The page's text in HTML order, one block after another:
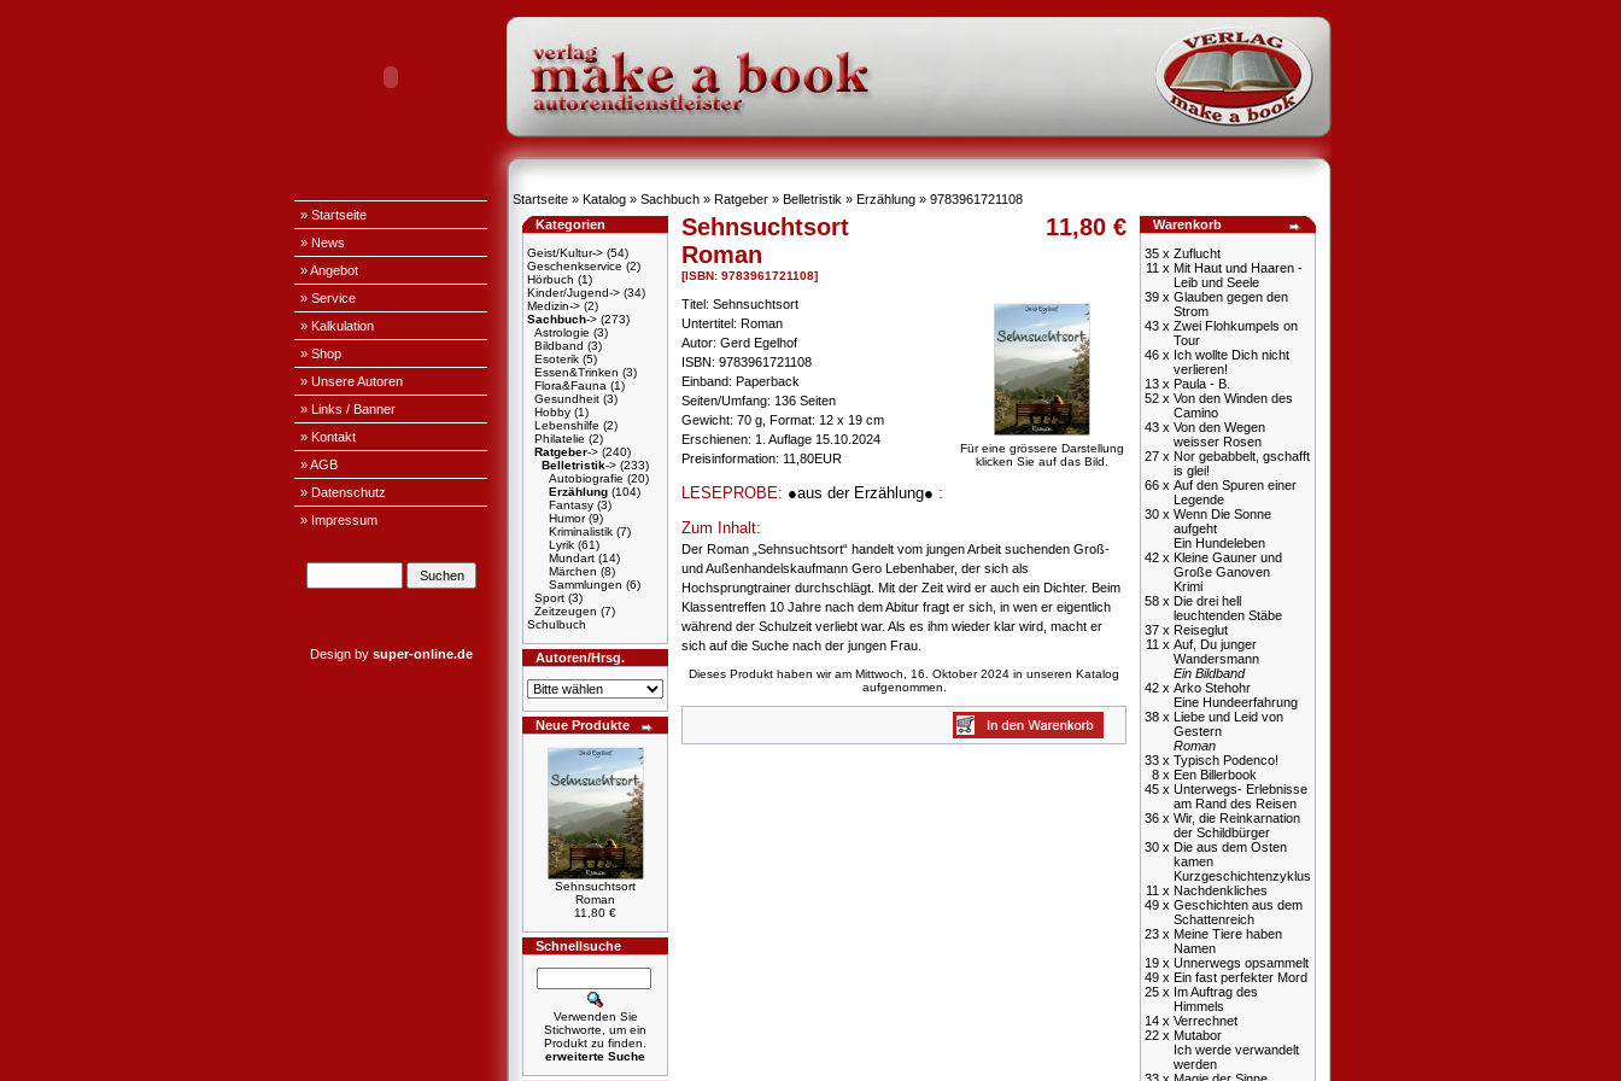
» Startseite
» News
» Angebot
» Service
» Kalkulation
» Shop
» Unsere Autoren
» Links / Banner
» Kontakt
» AGB
» Datenschutz
» Impressum
Design by super-online.de
Startseite » Katalog » Sachbuch » Ratgeber » Belletristik » Erzählung » 9783961721108
Kategorien
Geist/Kultur-> (54)
Geschenkservice (2)
Hörbuch (1)
Kinder/Jugend-> (34)
Medizin-> (2)
Sachbuch-> (273)
Astrologie (3)
Bildband (3)
Esoterik (5)
Essen&Trinken (3)
Flora&Fauna (1)
Gesundheit (3)
Hobby (1)
Lebenshilfe (2)
Philatelie (2)
Ratgeber-> (240)
Belletristik-> (233)
Autobiografie (20)
Erzählung (104)
Fantasy (3)
Humor(9)
Kriminalistik (7)
Lyrik (61)
Mundart (14)
Märchen (8)
Sammlungen (6)
Sport (3)
Zeitzeugen (7)
Schulbuch
Autoren/Hrsg.
Neue Produkte
Sehnsuchtsort
Roman
11,80 €
Schnellsuche
Verwenden Sie
Stichworte, um ein
Produkt zu finden.
erweiterte Suche
Sehnsuchtsort
Roman
[ISBN: 9783961721108]
11,80 €
Für eine grössere Darstellung
klicken Sie auf das Bild.
Titel: Sehnsuchtsort
Untertitel: Roman
Autor: Gerd Egelhof
ISBN: 9783961721108
Einband: Paperback
Seiten/Umfang: 136 Seiten
Gewicht: 70 g, Format: 12 x 19 cm
Erschienen: 1. Auflage 15.10.2024
Preisinformation: 11,80EUR
LESEPROBE: ●aus der Erzählung● :
Zum Inhalt:
Der Roman „Sehnsuchtsort“ handelt vom jungen Arbeit suchenden Groß-
und Außenhandelskaufmann Gero Lebenhaber, der sich als
Hochsprungtrainer durchschlägt. Mit der Zeit wird er auch ein Dichter. Beim
Klassentreffen 10 Jahre nach dem Abitur fragt er sich, in wen er eigentlich
während der Schulzeit verliebt war. Als es ihm wieder klar wird, macht er
sich auf die Suche nach der jungen Frau.
Dieses Produkt haben wir am Mittwoch, 16. Oktober 2024 in unseren Katalog
aufgenommen.
Warenkorb
35 x Zuflucht
11 x Mit Haut und Haaren -
Leib und Seele
39 x Glauben gegen den
Strom
43 x Zwei Flohkumpels on
Tour
46 x Ich wollte Dich nicht
verlieren!
13 x Paula - B.
52 x Von den Winden des
Camino
43 x Von den Wegen
weisser Rosen
27 x Nor gebabbelt, gschafft
is glei!
66 x Auf den Spuren einer
Legende
30 x Wenn Die Sonne
aufgeht
Ein Hundeleben
42 x Kleine Gauner und
Große Ganoven
Krimi
58 x Die drei hell
leuchtenden Stäbe
37 x Reiseglut
11 x Auf, Du junger
Wandersmann
Ein Bildband
42 x Arko Stehohr
Eine Hundeerfahrung
38 x Liebe und Leid von
Gestern
Roman
33 x Typisch Podenco!
8 x Een Billerbook
45 x Unterwegs- Erlebnisse
am Rand des Reisen
36 x Wir, die Reinkarnation
der Schildbürger
30 x Die aus dem Osten
kamen
Kurzgeschichtenzyklus
11 x Nachdenkliches
49 x Geschichten aus dem
Schattenreich
23 x Meine Tiere haben
Namen
19 x Unnerwegs opsammelt
49 x Ein fast perfekter Mord
25 x Im Auftrag des
Himmels
14 x Verrechnet
22 x Mutabor
Ich werde verwandelt
werden